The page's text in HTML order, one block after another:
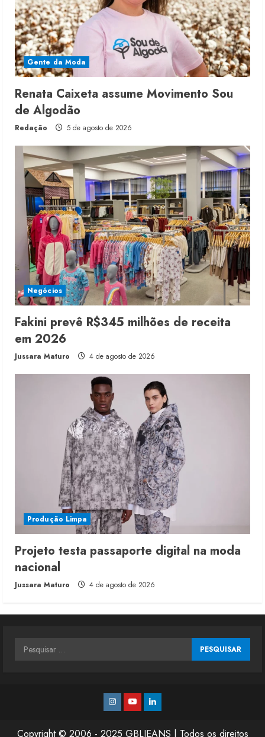
Gente da Moda
Renata Caixeta assume Movimento Sou
de Algodão
Redação 5 de agosto de 2026
Negócios
Fakini prevê R$345 milhões de receita
em 2026
Jussara Maturo 4 de agosto de 2026
Produção Limpa
Projeto testa passaporte digital na moda
nacional
Jussara Maturo 4 de agosto de 2026
Pesquisar
Instagram
YoutubeLinkedin
Copyright © 2006 - 2025 GBLJEANS | Todos os direitos